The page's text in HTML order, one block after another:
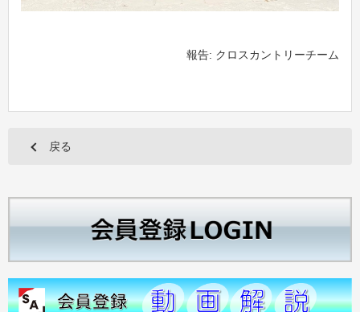
報告: クロスカントリーチーム
戻る